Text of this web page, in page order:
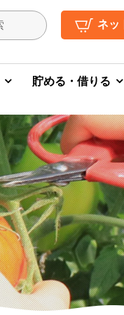
ネッ
貯める・借りる